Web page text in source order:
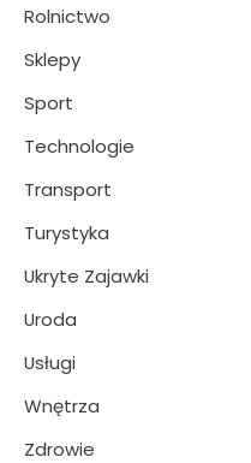
Rolnictwo
Sklepy
Sport
Technologie
Transport
Turystyka
Ukryte Zajawki
Uroda
Usługi
Wnętrza
Zdrowie